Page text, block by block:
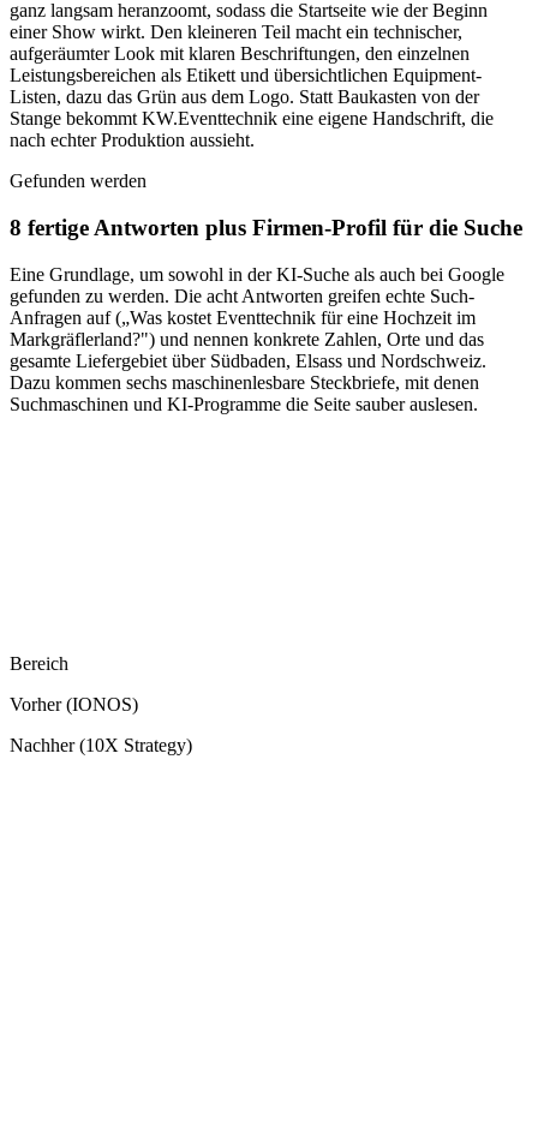
ganz langsam heranzoomt, sodass die Startseite wie der Beginn
einer Show wirkt. Den kleineren Teil macht ein technischer,
aufgeräumter Look mit klaren Beschriftungen, den einzelnen
Leistungsbereichen als Etikett und übersichtlichen Equipment-
Listen, dazu das Grün aus dem Logo. Statt Baukasten von der
Stange bekommt KW.Eventtechnik eine eigene Handschrift, die
nach echter Produktion aussieht.
Gefunden werden
8 fertige Antworten plus Firmen-Profil für die Suche
Eine Grundlage, um sowohl in der KI-Suche als auch bei Google
gefunden zu werden. Die acht Antworten greifen echte Such-
Anfragen auf („Was kostet Eventtechnik für eine Hochzeit im
Markgräflerland?") und nennen konkrete Zahlen, Orte und das
gesamte Liefergebiet über Südbaden, Elsass und Nordschweiz.
Dazu kommen sechs maschinenlesbare Steckbriefe, mit denen
Suchmaschinen und KI-Programme die Seite sauber auslesen.
Bereich
Vorher (IONOS)
Nachher (10X Strategy)